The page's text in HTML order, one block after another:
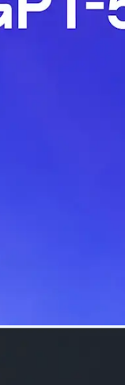
直接在介面
）設定裡
實務： - 提